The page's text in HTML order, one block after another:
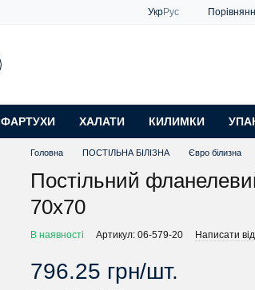
УкрРус
ФАРТУХИ ХАЛАТИ КИЛИМКИ
Головна ПОСТІЛЬНА БІЛІЗНА Євро білизна
Постільний
70х70
В наявності Артикул: 06-579-20 Написати
796.25 грн/шт.